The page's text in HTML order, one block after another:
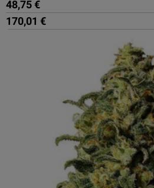
48,75 €
170,01 €